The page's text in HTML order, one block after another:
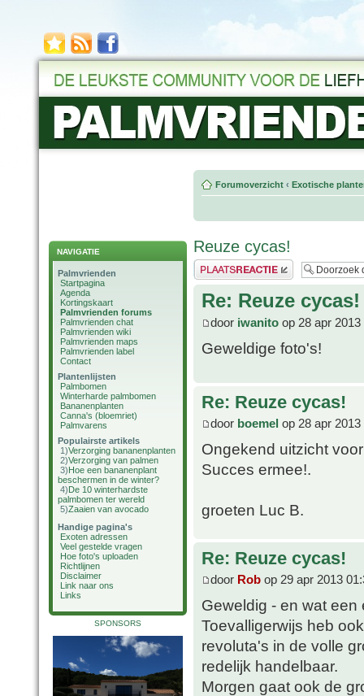
NAVIGATIE
Palmvrienden
Startpagina
Agenda
Kortingskaart
Palmvrienden forums
Palmvrienden chat
Palmvrienden wiki
Palmvrienden maps
Palmvrienden label
Contact
Plantenlijsten
Palmbomen
Winterharde palmbomen
Bananenplanten
Canna's (bloemriet)
Palmvarens
Populairste artikels
1)Verzorging bananenplanten
2)Verzorging van palmen
3)Hoe een bananenplant
beschermen in de winter?
4)De 10 winterhardste
palmbomen ter wereld
5)Zaaien van avocado
Handige pagina's
Exoten adressen
Veel gestelde vragen
Hoe foto's uploaden
Richtlijnen
Disclaimer
Link naar ons
Links
SPONSORS
Forumoverzicht ‹ Exotische
Reuze cycas!
Plaats een reactie
Re: Reuze cycas!
door iwanito op 28 apr 2013
Geweldige foto's!
Re: Reuze cycas!
door boemel op 28 apr 2013
Ongekend uitzicht
Succes ermee!.
groeten Luc B.
Re: Reuze cycas!
door Rob op 29 apr 2013
Geweldig - en wat een
Toevalligerwijs heb
revoluta's in de volle
redelijk handelbaar.
Morgen gaat ook de